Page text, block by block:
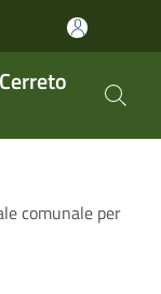
comunale per